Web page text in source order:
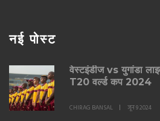
नई पोस्ट
वेस्टइंडीज vs युगांडा
T20 वर्ल्ड कप 2024
CHIRAG BANSAL जून 9 2024